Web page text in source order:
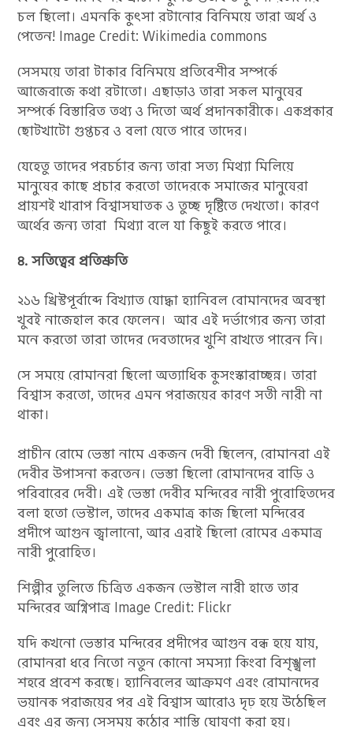
চল ছিলো। এমনকি কুৎসা রটানোর বিনিময়ে তারা অর্থ ও
পেতেন! Image Credit: Wikimedia commons
সেসময়ে তারা টাকার বিনিময়ে প্রতিবেশীর সম্পর্কে
আজেবাজে কথা রটাতো। এছাড়াও তারা সকল মানুষের
সম্পর্কে বিস্তারিত তথ্য ও দিতো অর্থ প্রদানকারীকে। একপ্রকার
ছোটখাটো গুপ্তচর ও বলা যেতে পারে তাদের।
যেহেতু তাদের পরচর্চার জন্য তারা সত্য মিথ্যা মিলিয়ে
মানুষের কাছে প্রচার করতো তাদেরকে সমাজের মানুষেরা
প্রায়শই খারাপ বিশ্বাসঘাতক ও তুচ্ছ দৃষ্টিতে দেখতো। কারণ
অর্থের জন্য তারা মিথ্যা বলে যা কিছুই করতে পারে।
৪. সতিত্বের প্রতিশ্রুতি
২১৬ খ্রিস্টপূর্বাব্দে বিখ্যাত যোদ্ধা হ্যানিবল বোমানদের অবস্থা
খুবই নাজেহাল করে ফেলেন। আর এই দর্ভাগ্যের জন্য তারা
মনে করতো তারা তাদের দেবতাদের খুশি রাখতে পারেন নি।
সে সময়ে রোমানরা ছিলো অত্যাধিক কুসংস্কারাচ্ছন্ন। তারা
বিশ্বাস করতো, তাদের এমন পরাজয়ের কারণ সতী নারী না
থাকা।
প্রাচীন রোমে ভেস্তা নামে একজন দেবী ছিলেন, রোমানরা এই
দেবীর উপাসনা করতেন। ভেস্তা ছিলো রোমানদের বাড়ি ও
পরিবারের দেবী। এই ভেস্তা দেবীর মন্দিরের নারী পুরোহিতদের
বলা হতো ভেস্টাল, তাদের একমাত্র কাজ ছিলো মন্দিরের
প্রদীপে আগুন জ্বালানো, আর এরাই ছিলো রোমের একমাত্র
নারী পুরোহিত।
শিল্পীর তুলিতে চিত্রিত একজন ভেস্টাল নারী হাতে তার
মন্দিরের অগ্নিপাত্র Image Credit: Flickr
যদি কখনো ভেস্তার মন্দিরের প্রদীপের আগুন বন্ধ হয়ে যায়,
রোমানরা ধরে নিতো নতুন কোনো সমস্যা কিংবা বিশৃঙ্খলা
শহরে প্রবেশ করছে। হ্যানিবলের আক্রমণ এবং রোমানদের
ভয়ানক পরাজয়ের পর এই বিশ্বাস আরোও দৃঢ় হয়ে উঠেছিল
এবং এর জন্য সেসময় কঠোর শাস্তি ঘোষণা করা হয়।